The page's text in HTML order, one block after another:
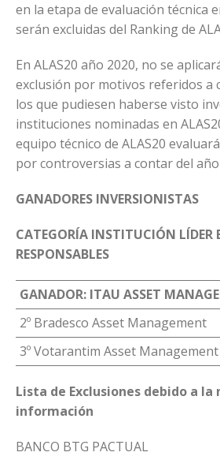
en la etapa de evaluación técnica
serán excluidas del Ranking de
En ALAS20 año 2020, no se
exclusión por motivos referidos a
los que pudiesen haberse visto
instituciones nominadas en
equipo técnico de ALAS20
por controversias a contar del año
GANADORES INVERSIONISTAS
CATEGORÍA INSTITUCIÓN LÍDER
RESPONSABLES
GANADOR: ITAU ASSET
2º Bradesco Asset Management
3º Votarantim Asset Management
Lista de Exclusiones debido a
información
BANCO BTG PACTUAL